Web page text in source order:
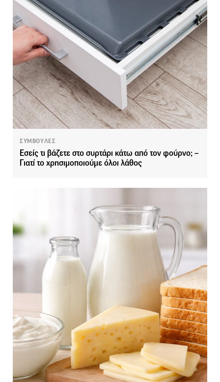
ΣΥΜΒΟΥΛΕΣ
Εσείς τι βάζετε στο συρτάρι κάτω από τον φούρνο; –
Γιατί το χρησιμοποιούμε όλοι λάθος